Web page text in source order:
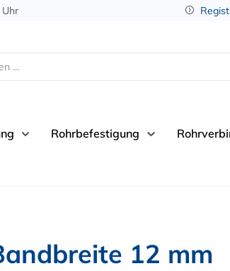
Rohrbefestigung
12 mm